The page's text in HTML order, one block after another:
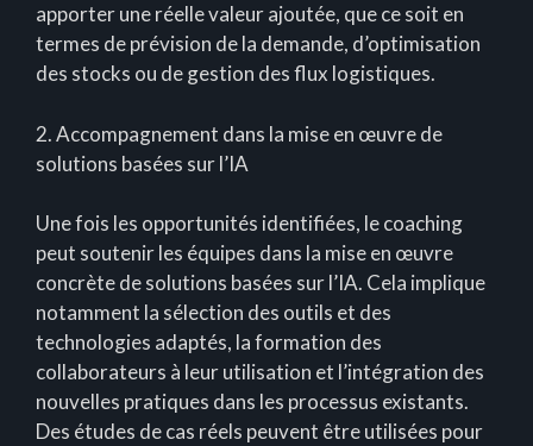
apporter une réelle valeur ajoutée, que ce soit en
termes de prévision de la demande, d’optimisation
des stocks ou de gestion des flux logistiques.
2. Accompagnement dans la mise en œuvre de
solutions basées sur l’IA
Une fois les opportunités identifiées, le coaching
peut soutenir les équipes dans la mise en œuvre
concrète de solutions basées sur l’IA. Cela implique
notamment la sélection des outils et des
technologies adaptés, la formation des
collaborateurs à leur utilisation et l’intégration des
nouvelles pratiques dans les processus existants.
Des études de cas réels peuvent être utilisées pour